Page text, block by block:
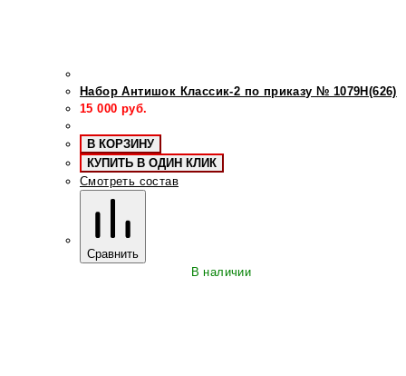
Набор Антишок Классик-2 по приказу № 1079Н(626)
15 000 руб.
В КОРЗИНУ
КУПИТЬ В ОДИН КЛИК
Смотреть состав
Сравнить
В наличии